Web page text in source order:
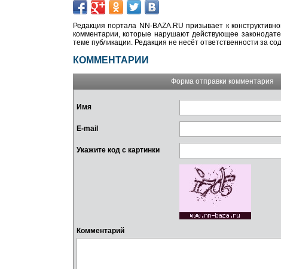
Редакция портала NN-BAZA.RU призывает к
комментарии, которые нарушают действующее
теме публикации. Редакция не несёт ответственности за
КОММЕНТАРИИ
Форма отправки комментария
Имя
E-mail
Укажите код с картинки
Комментарий